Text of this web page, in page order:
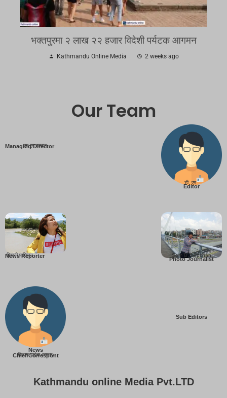
भक्तपुरमा २ लाख २२ हजार विदेशी पर्यटक आगमन
Kathmandu Online Media 2 weeks ago
Our Team
Managing Director
एम एम तामाङ
Editor
डी. एम .
News Reporter
बिहानी पाख्रिन
Photo Journalist
Som B. Lopchan
News
Chief/Correspont
बिज्ञान वाईबा (ममता)
Sub Editors
Kathmandu online Media Pvt.LTD